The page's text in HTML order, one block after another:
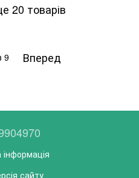
20 товарів
9 Вперед
сайту